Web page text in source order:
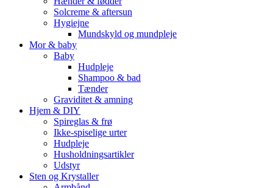
Solcreme & aftersun
Hygiejne
Mundskyld og mundpleje
Mor & baby
Baby
Hudpleje
Shampoo & bad
Tænder
Graviditet & amning
Hjem & DIY
Spireglas & frø
Ikke-spiselige urter
Hudpleje
Husholdningsartikler
Udstyr
Sten og Krystaller